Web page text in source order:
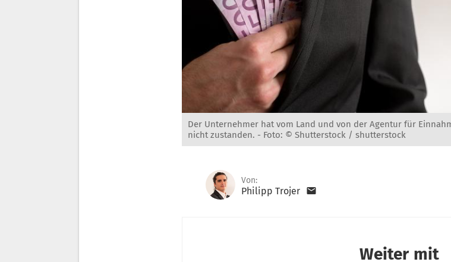
Der Unternehmer hat vom Land und von der Agentur für
nicht zustanden. - Foto: © Shutterstock / shutterstock
Von:
Philipp Trojer